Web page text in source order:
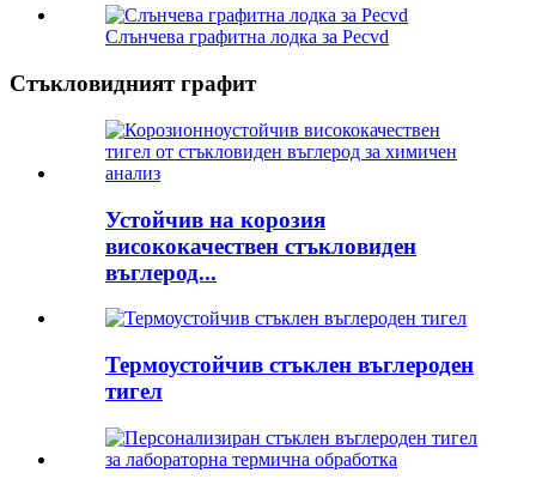
Слънчева графитна лодка за Pecvd
Стъкловидният графит
Устойчив на корозия
висококачествен стъкловиден
въглерод...
Термоустойчив стъклен въглероден
тигел